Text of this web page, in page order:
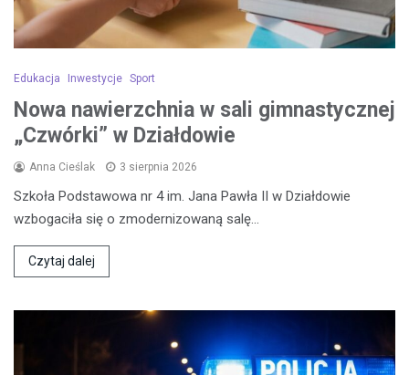
Edukacja Inwestycje Sport
Nowa nawierzchnia w sali gimnastycznej
„Czwórki” w Działdowie
Anna Cieślak 3 sierpnia 2026
Szkoła Podstawowa nr 4 im. Jana Pawła II w Działdowie
wzbogaciła się o zmodernizowaną salę…
Czytaj dalej